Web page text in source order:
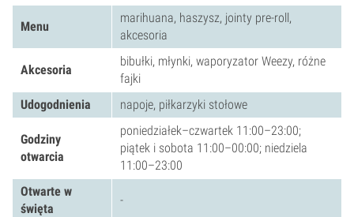
Menu
marihuana, haszysz, jointy pre-roll,
akcesoria
Akcesoria
bibułki, młynki, waporyzator Weezy, różne
fajki
Udogodnienia
napoje, piłkarzyki stołowe
Godziny
otwarcia
poniedziałek–czwartek 11:00–23:00;
piątek i sobota 11:00–00:00; niedziela
11:00–23:00
Otwarte w
święta
-